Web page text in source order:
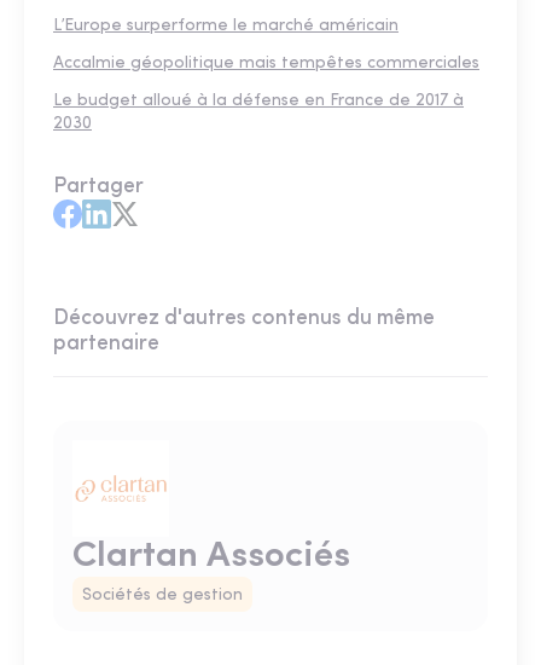
L’Europe surperforme le marché américain
Accalmie géopolitique mais tempêtes commerciales
Le budget alloué à la défense en France de 2017 à
2030
Partager
Découvrez d'autres contenus du même
partenaire
Clartan Associés
Sociétés de gestion